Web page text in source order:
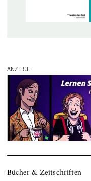
ANZEIGE
Bücher & Zeitschriften